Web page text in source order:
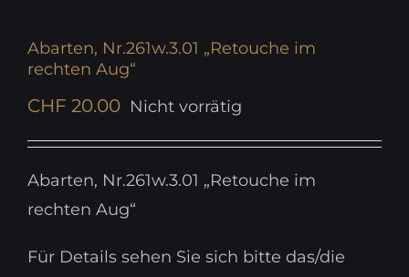
Abarten, Nr.261w.3.01 „Retouche im
rechten Aug“
CHF 20.00 Nicht vorrätig
Abarten, Nr.261w.3.01 „Retouche im
rechten Aug“
Für Details sehen Sie sich bitte das/die